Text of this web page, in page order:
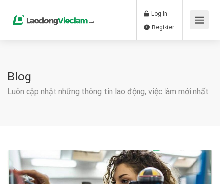
Log In
Blog
Luôn cập nhật những thông tin lao động, việc làm mới nhất